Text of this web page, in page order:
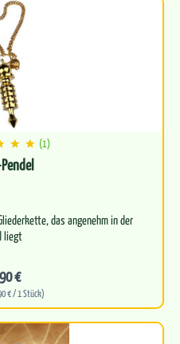
(1)
das angenehm in der
liegt
€
€ / 1 Stück)